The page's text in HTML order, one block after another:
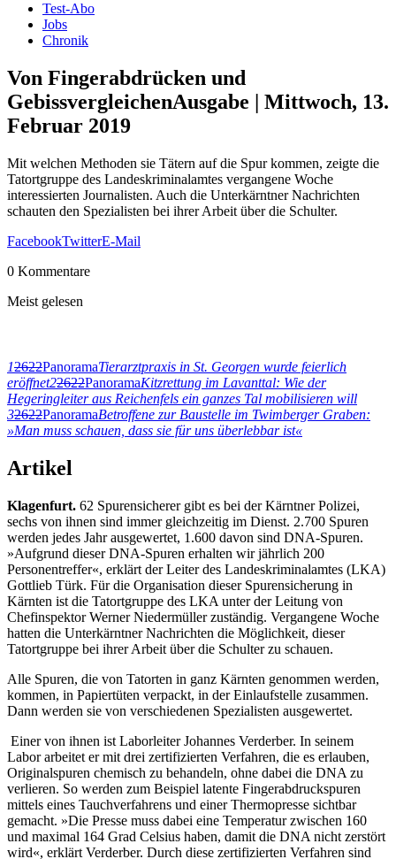
Test-Abo
Jobs
Chronik
Von Fingerabdrücken und
GebissvergleichenAusgabe | Mittwoch, 13.
Februar 2019
Mit welchen Methoden sie Tätern auf die Spur kommen, zeigte die
Tatortgruppe des Landeskriminalamtes vergangene Woche
interessierten Journalisten. Auch die Unterkärntner Nachrichten
schauten den Spezialisten bei ihrer Arbeit über die Schulter.
FacebookTwitterE-Mail
0 Kommentare
Meist gelesen
12622PanoramaTierarztpraxis in St. Georgen wurde feierlich
eröffnet22622PanoramaKitzrettung im Lavanttal: Wie der
Hegeringleiter aus Reichenfels ein ganzes Tal mobilisieren will
32622PanoramaBetroffene zur Baustelle im Twimberger Graben:
»Man muss schauen, dass sie für uns überlebbar ist«
Artikel
Klagenfurt. 62 Spurensicherer gibt es bei der Kärntner Polizei,
sechs von ihnen sind immer gleichzeitig im Dienst. 2.700 Spuren
werden jedes Jahr ausgewertet, 1.600 davon sind DNA-Spuren.
»Aufgrund dieser DNA-Spuren erhalten wir jährlich 200
Personentreffer«, erklärt der Leiter des Landeskriminalamtes (LKA)
Gottlieb Türk. Für die Organisation dieser Spurensicherung in
Kärnten ist die Tatortgruppe des LKA unter der Leitung von
Chefinspektor Werner Niedermüller zuständig. Vergangene Woche
hatten die Unterkärntner Nachrichten die Möglichkeit, dieser
Tatortgruppe bei ihrer Arbeit über die Schulter zu schauen.
Alle Spuren, die von Tatorten in ganz Kärnten genommen werden,
kommen, in Papiertüten verpackt, in der Einlaufstelle zusammen.
Dann werden sie von verschiedenen Spezialisten ausgewertet.
Einer von ihnen ist Laborleiter Johannes Verderber. In seinem
Labor arbeitet er mit drei zertifizierten Verfahren, die es erlauben,
Originalspuren chemisch zu behandeln, ohne dabei die DNA zu
verlieren. So werden zum Beispiel latente Fingerabdruckspuren
mittels eines Tauchverfahrens und einer Thermopresse sichtbar
gemacht. »Die Presse muss dabei eine Temperatur zwischen 160
und maximal 164 Grad Celsius haben, damit die DNA nicht zerstört
wird«, erklärt Verderber. Durch diese zertifizierten Verfahren sind